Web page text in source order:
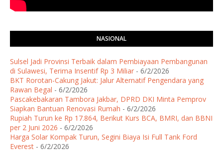
NASIONAL
Sulsel Jadi Provinsi Terbaik dalam Pembiayaan Pembangunan
di Sulawesi, Terima Insentif Rp 3 Miliar - 6/2/2026
BKT Rorotan-Cakung Jakut: Jalur Alternatif Pengendara yang
Rawan Begal - 6/2/2026
Pascakebakaran Tambora Jakbar, DPRD DKI Minta Pemprov
Siapkan Bantuan Renovasi Rumah - 6/2/2026
Rupiah Turun ke Rp 17.864, Berikut Kurs BCA, BMRI, dan BBNI
per 2 Juni 2026 - 6/2/2026
Harga Solar Kompak Turun, Segini Biaya Isi Full Tank Ford
Everest - 6/2/2026